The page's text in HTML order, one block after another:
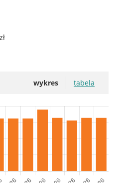
wykres tabela